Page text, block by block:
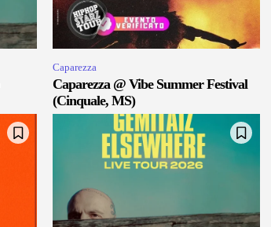
Caparezza
Caparezza @ Vibe Summer Festival
(Cinquale, MS)